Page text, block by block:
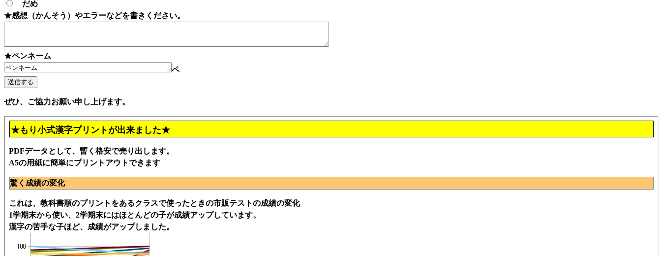
だめ
★感想（かんそう）やエラーなどを書きください。
★ペンネーム
ペ
ぜひ、ご協力お願い申し上げます。